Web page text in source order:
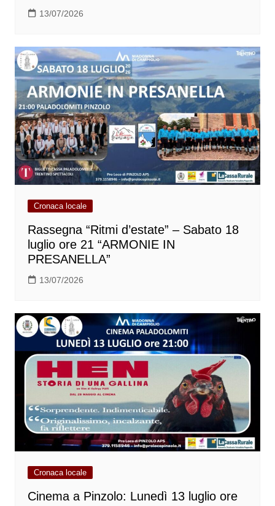
13/07/2026
Cronaca locale
Rassegna “Ritmi d’estate” – Sabato 18
luglio ore 21 “ARMONIE IN
PRESANELLA”
13/07/2026
Cronaca locale
Cinema a Pinzolo: Lunedì 13 luglio ore